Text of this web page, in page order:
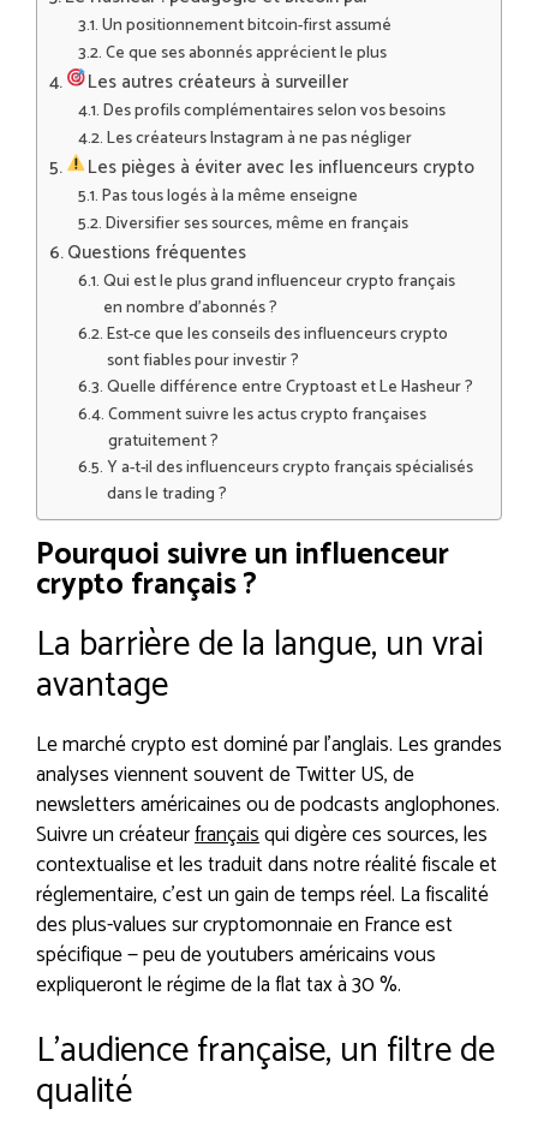
Un positionnement bitcoin-first assumé
Ce que ses abonnés apprécient le plus
Les autres créateurs à surveiller
Des profils complémentaires selon vos besoins
Les créateurs Instagram à ne pas négliger
Les pièges à éviter avec les influenceurs crypto
Pas tous logés à la même enseigne
Diversifier ses sources, même en français
Questions fréquentes
Qui est le plus grand influenceur crypto français
en nombre d’abonnés ?
Est-ce que les conseils des influenceurs crypto
sont fiables pour investir ?
Quelle différence entre Cryptoast et Le Hasheur ?
Comment suivre les actus crypto françaises
gratuitement ?
Y a-t-il des influenceurs crypto français spécialisés
dans le trading ?
Pourquoi suivre un influenceur
crypto français ?
La barrière de la langue, un vrai
avantage
Le marché crypto est dominé par l’anglais. Les grandes
analyses viennent souvent de Twitter US, de
newsletters américaines ou de podcasts anglophones.
Suivre un créateurfrançaisqui digère ces sources, les
contextualise et les traduit dans notre réalité fiscale et
réglementaire, c’est un gain de temps réel. La fiscalité
des plus-values sur cryptomonnaie en France est
spécifique — peu de youtubers américains vous
expliqueront le régime de la flat tax à 30 %.
L’audience française, un filtre de
qualité